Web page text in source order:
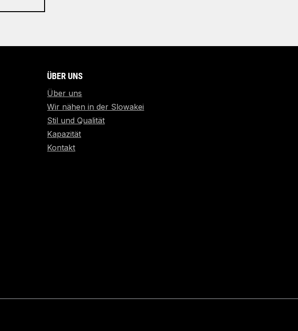
ÜBER UNS
Über uns
Wir nähen in der Slowakei
Stil und Qualität
Kapazität
Kontakt